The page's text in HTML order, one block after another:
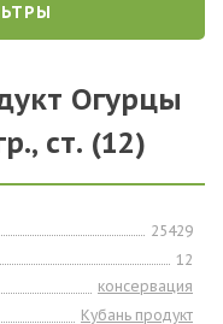
Огурцы
ст. (12)
25429
12
консервация
Кубань продукт